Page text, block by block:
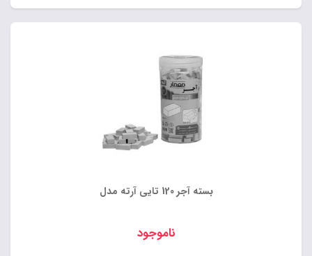
بسته آجر 120 تایی آرته مدل
ناموجود